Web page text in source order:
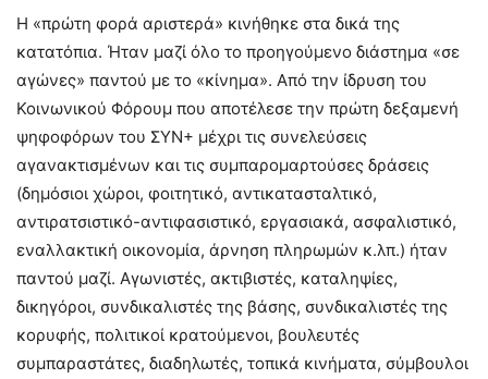
Η «πρώτη φορά αριστερά» κινήθηκε στα δικά της
κατατόπια. Ήταν μαζί όλο το προηγούμενο διάστημα «σε
αγώνες» παντού με το «κίνημα». Από την ίδρυση του
Κοινωνικού Φόρουμ που αποτέλεσε την πρώτη δεξαμενή
ψηφοφόρων του ΣΥΝ+ μέχρι τις συνελεύσεις
αγανακτισμένων και τις συμπαρομαρτούσες δράσεις
(δημόσιοι χώροι, φοιτητικό, αντικατασταλτικό,
αντιρατσιστικό-αντιφασιστικό, εργασιακά, ασφαλιστικό,
εναλλακτική οικονομία, άρνηση πληρωμών κ.λπ.) ήταν
παντού μαζί. Αγωνιστές, ακτιβιστές, καταληψίες,
δικηγόροι, συνδικαλιστές της βάσης, συνδικαλιστές της
κορυφής, πολιτικοί κρατούμενοι, βουλευτές
συμπαραστάτες, διαδηλωτές, τοπικά κινήματα, σύμβουλοι